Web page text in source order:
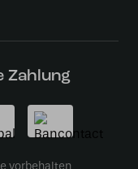
Zahlung
vorbehalten